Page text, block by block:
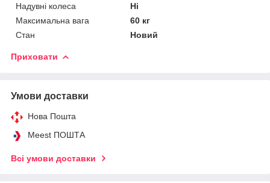
Надувні колеса
Ні
Максимальна вага
60 кг
Стан
Новий
Приховати
Умови доставки
Нова Пошта
Meest ПОШТА
Всі умови доставки